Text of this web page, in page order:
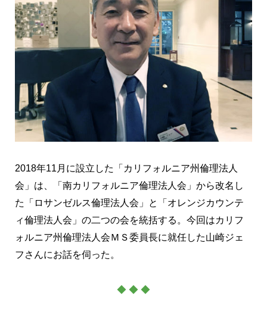
2018年11月に設立した「カリフォルニア州倫理法人
会」は、「南カリフォルニア倫理法人会」から改名し
た「ロサンゼルス倫理法人会」と「オレンジカウンテ
ィ倫理法人会」の二つの会を統括する。今回はカリフ
ォルニア州倫理法人会ＭＳ委員長に就任した山崎ジェ
フさんにお話を伺った。
◆ ◆ ◆